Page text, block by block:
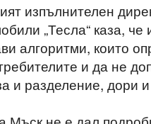
изпълнителен
„Тесла“ каза, че
алгоритми, които
и да не
и разделение, дори